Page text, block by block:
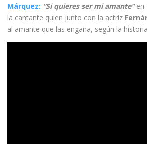
Márquez: “Si quieres ser mi amante”en
la cantante quien junto con la actriz
al amante que las engaña, según la